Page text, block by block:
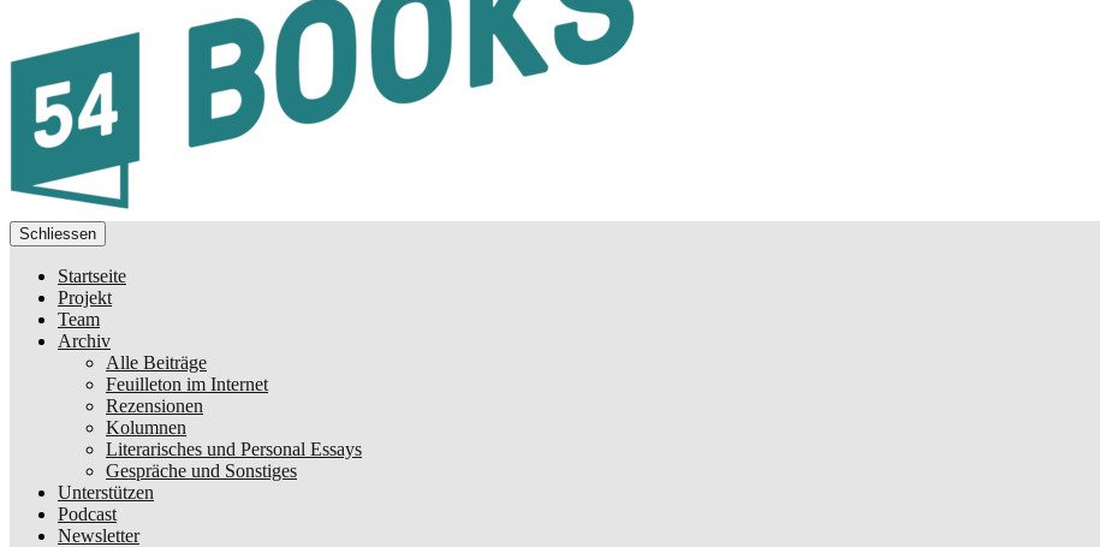
Schliessen
Startseite
Projekt
Team
Archiv
Alle Beiträge
Feuilleton im Internet
Rezensionen
Kolumnen
Literarisches und Personal Essays
Gespräche und Sonstiges
Unterstützen
Podcast
Newsletter